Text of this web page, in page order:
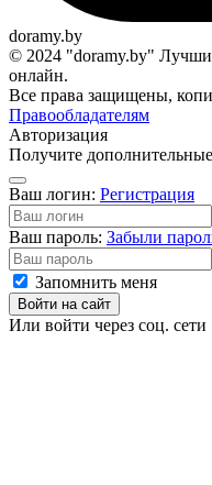
doramy.by
© 2024 "doramy.by"
онлайн.
Все права защищены,
Правообладателям
Авторизация
Получите
Ваш логин: Регистрация
Ваш пароль: Забыли
Запомнить меня
Войти на сайт
Или войти через соц. сети